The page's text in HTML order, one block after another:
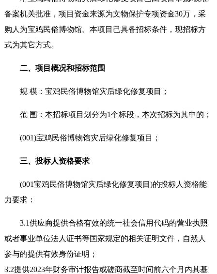
备案机关批准，项目资金来源为文物保护专项资金30万，采
购人为宝鸡民俗博物馆。本项目已具备招标条件，现招标方
式为其它方式。
二、项目概况和招标范围
规 模：宝鸡民俗博物馆灾后绿化修复项目；
范 围：本招标项目划分为1个标段，本次招标为其中的；
(001)宝鸡民俗博物馆灾后绿化修复项目；
三、投标人资格要求
(001宝鸡民俗博物馆灾后绿化修复项目)的投标人资格能
力要求：
3.1供应商提供合格有效的统一社会信用代码的营业执照
或者事业单位法人证书等国家规定的相关证明文件，自然人
参与的提供有效身份证明；
3.2提供2023年财务审计报告或磋商截至时间前六个月内其基